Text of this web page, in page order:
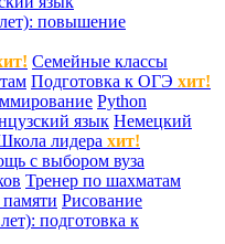
повышение
Семейные классы
Подготовка к ОГЭ хит!
Python
язык Немецкий
лидера хит!
с выбором вуза
Тренер по шахматам
памяти Рисование
подготовка к